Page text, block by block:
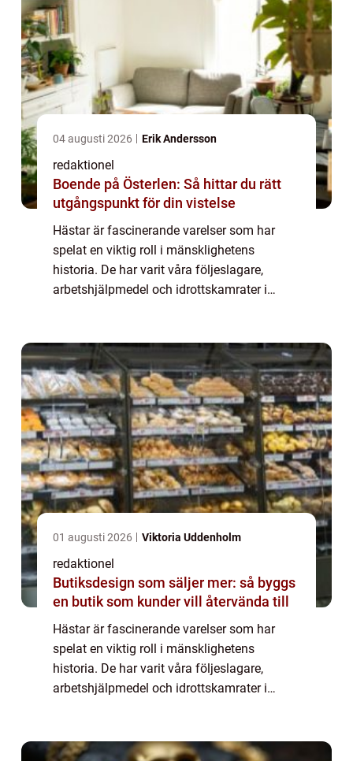
04 augusti 2026 Erik Andersson
redaktionel
Boende på Österlen: Så hittar du rätt
utgångspunkt för din vistelse
Hästar är fascinerande varelser som har
spelat en viktig roll i mänsklighetens
historia. De har varit våra följeslagare,
arbetshjälpmedel och idrottskamrater i
de...
01 augusti 2026 Viktoria Uddenholm
redaktionel
Butiksdesign som säljer mer: så byggs
en butik som kunder vill återvända till
Hästar är fascinerande varelser som har
spelat en viktig roll i mänsklighetens
historia. De har varit våra följeslagare,
arbetshjälpmedel och idrottskamrater i
de...